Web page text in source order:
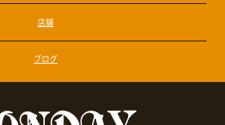
店舗
ブログ